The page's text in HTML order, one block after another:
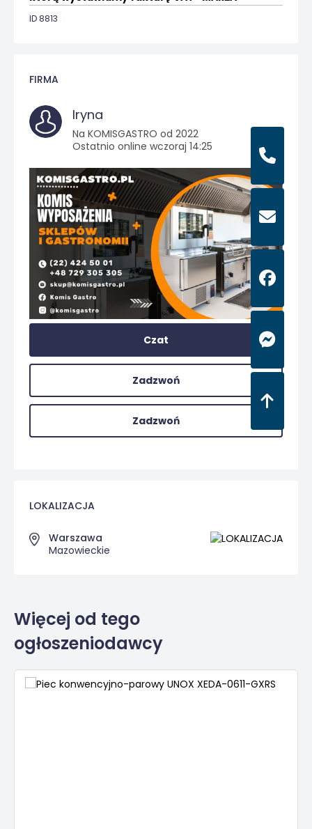
ID 8813
FIRMA
Iryna
Na KOMISGASTRO od 2022
Ostatnio online wczoraj 14:25
Czat
Zadzwoń
Zadzwoń
LOKALIZACJA
Warszawa
Mazowieckie
Więcej od tego
ogłoszeniodawcy